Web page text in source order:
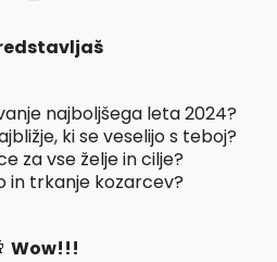
najboljšega leta 2024?
ki se veselijo s teboj?
za vse želje in cilje?
in trkanje kozarcev?
Wow!!!